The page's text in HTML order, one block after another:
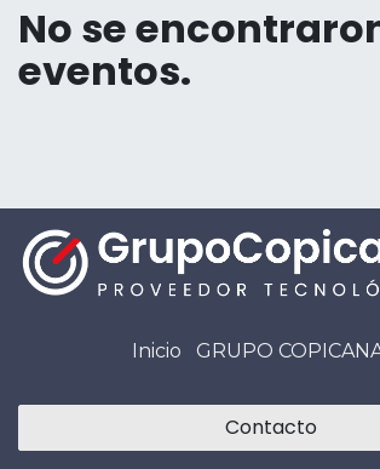
No se
eventos.
Inicio GRUPO
Contacto